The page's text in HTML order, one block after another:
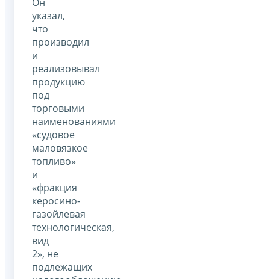
указал,
что
производил
и
реализовывал
продукцию
под
торговыми
наименованиями
«судовое
маловязкое
топливо»
и
«фракция
керосино-
газойлевая
технологическая,
вид
2», не
подлежащих